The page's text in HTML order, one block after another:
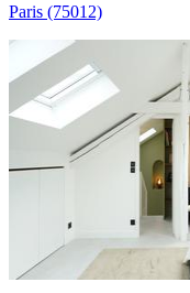
Paris (75012)